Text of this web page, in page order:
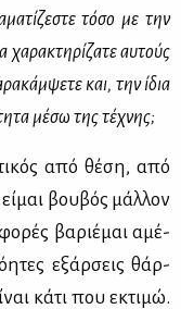
τό­σο με την
χα­ρα­κτη­ρί­ζα­τε αυ­τούς
και, την ίδια
μέ­σω της τέ­χνης;
από θέ­ση, από
βου­βός μάλ­λον
φο­ρές βα­ριέ­μαι αμέ­
εξάρ­σεις θάρ­
κά­τι που εκτι­μώ.